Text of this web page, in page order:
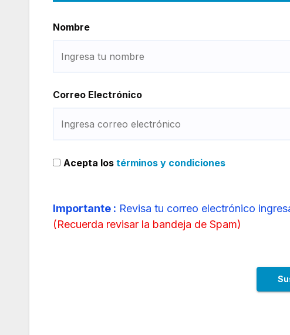
Nombre
Correo Electrónico
Acepta los términos y condiciones
Importante : Revisa tu correo electrónico
(Recuerda revisar la bandeja de Spam)